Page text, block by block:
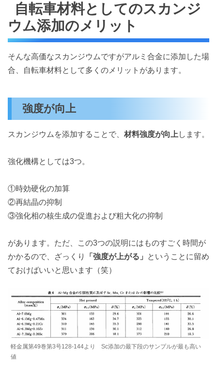
自転車材料としてのスカンジ
ウム添加のメリット
そんな高価なスカンジウムですがアルミ合金に添加した場
合、自転車材料として多くのメリットがあります。
強度が向上
スカンジウムを添加することで、 材料強度が向上 します。
強化機構としては3つ。
①時効硬化の加算
②再結晶の抑制
③強化相の核生成の促進および粗大化の抑制
があります。ただ、この3つの説明にはものすごく時間が
かかるので、ざっくり
「強度が上がる」
ということに留め
ておけばいいと思います（笑）
軽金属第49巻第3号128-144より Sc添加の最下段のサンプルが最も高い
値